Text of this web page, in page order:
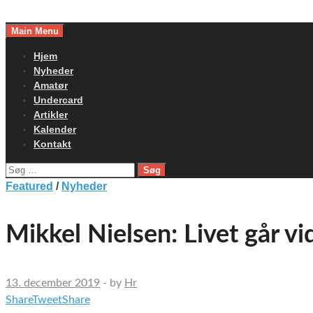
toMain Menu
Hjem
Nyheder
Amatør
Undercard
Artikler
Kalender
Kontakt
Søg
efter:
Featured / Nyheder
Mikkel Nielsen: Livet går
13. december 2019 - by Hr
ShareTweetShare